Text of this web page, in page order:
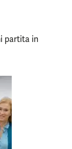
partita in